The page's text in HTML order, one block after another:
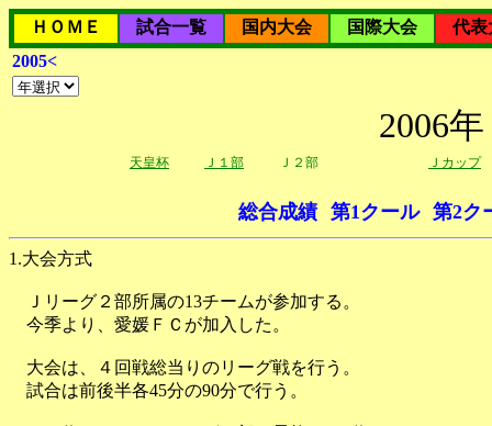
ＨＯＭＥ 試合一覧 国内大会 国際大会
代表
2005<
2006
天皇杯 Ｊ１部 Ｊ２部 Ｊカップ
総合成績 第1クール 第2ク
1.大会方式
Ｊリーグ２部所属の13チームが参加する。
今季より、愛媛ＦＣが加入した。
大会は、４回戦総当りのリーグ戦を行う。
試合は前後半各45分の90分で行う。